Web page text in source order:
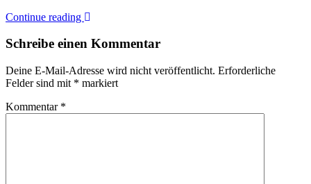
Continue reading
Schreibe einen Kommentar
Deine E-Mail-Adresse wird nicht veröffentlicht. Erforderliche
Felder sind mit * markiert
Kommentar *